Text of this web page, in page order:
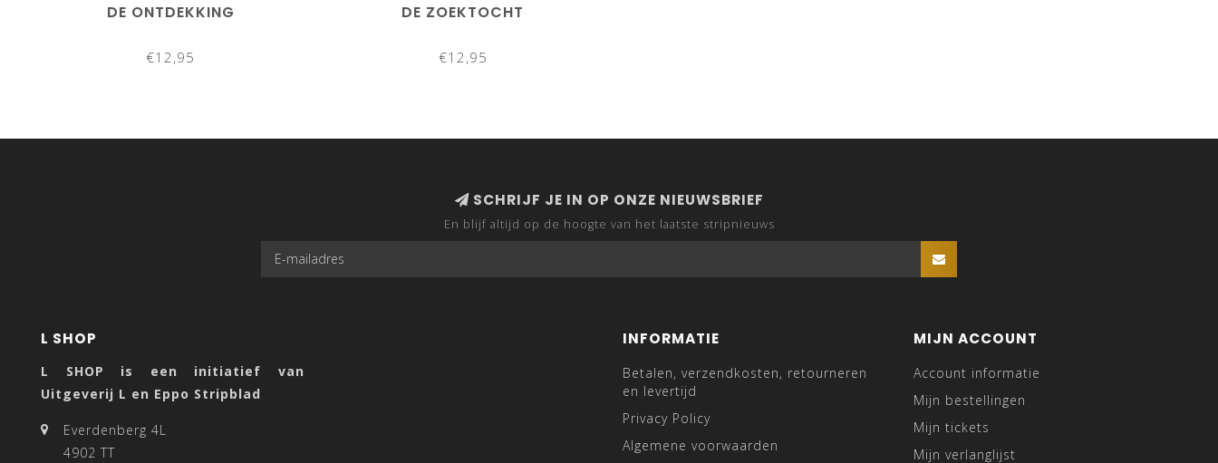
DE ONTDEKKING
€12,95
DE ZOEKTOCHT
€12,95
SCHRIJF JE IN OP ONZE NIEUWSBRIEF
En blijf altijd op de hoogte van het laatste stripnieuws
L SHOP
L SHOP is een initiatief van
Uitgeverij L en Eppo Stripblad
Everdenberg 4L
4902 TT
INFORMATIE
Betalen, verzendkosten, retourneren
en levertijd
Privacy Policy
Algemene voorwaarden
MIJN ACCOUNT
Account informatie
Mijn bestellingen
Mijn tickets
Mijn verlanglijst